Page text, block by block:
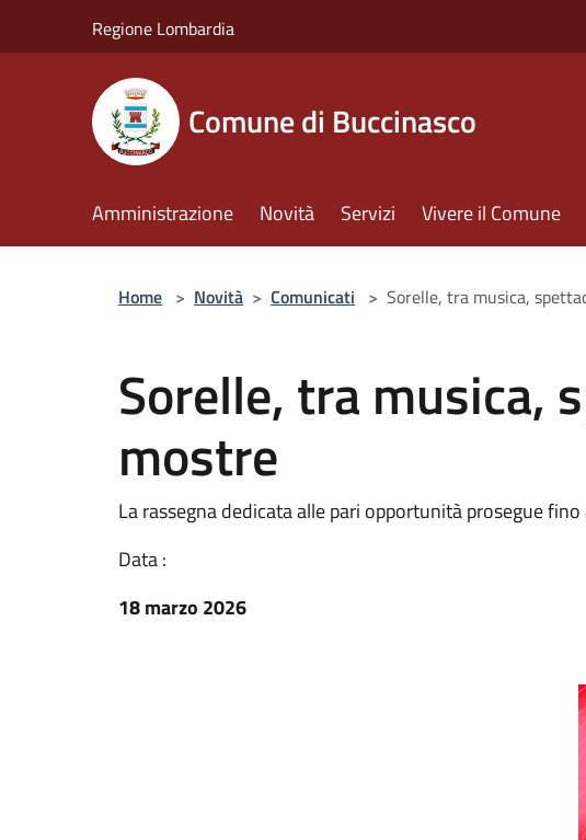
Regione Lombardia
Comune di Buccinasco
Amministrazione Novità Servizi Vivere il Comune
Home > Novità > Comunicati > Sorelle, tra musica,
Sorelle, tra musica,
mostre
La rassegna dedicata alle pari opportunità prosegue
Data :
18 marzo 2026